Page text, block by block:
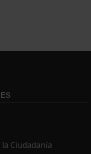
Ciudadanía